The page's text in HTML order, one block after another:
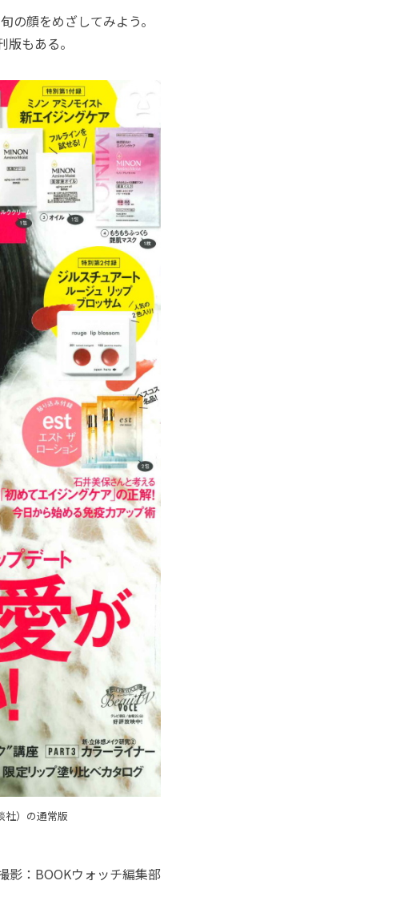
顔をめざしてみよう。
もある。
社）の通常版
影：BOOKウォッチ編集部